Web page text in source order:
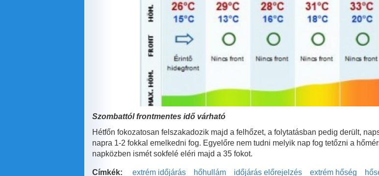
Szombattól frontmentes idő várható
Hétfőn fokozatosan felszakadozik majd a felhőzet, a folytatásban pedig derült,
napra 1-2 fokkal emelkedni fog. Egyelőre nem tudni melyik nap fog tetőzni a
napközben ismét sokfelé eléri majd a 35 fokot.
Címkék: extrém időjárás hőhullám időjárás előrejelzés extrém hőség